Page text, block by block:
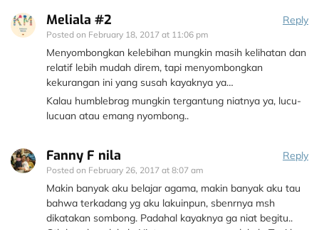
Meliala #2
Posted on February 18, 2017 at 11:06 pm
Reply
Menyombongkan kelebihan mungkin masih kelihatan dan
relatif lebih mudah direm, tapi menyombongkan
kekurangan ini yang susah kayaknya ya…
Kalau humblebrag mungkin tergantung niatnya ya, lucu-
lucuan atau emang nyombong..
Fanny F nila
Posted on February 26, 2017 at 8:07 am
Reply
Makin banyak aku belajar agama, makin banyak aku tau
bahwa terkadang yg aku lakuinpun, sbenrnya msh
dikatakan sombong. Padahal kayaknya ga niat begitu..